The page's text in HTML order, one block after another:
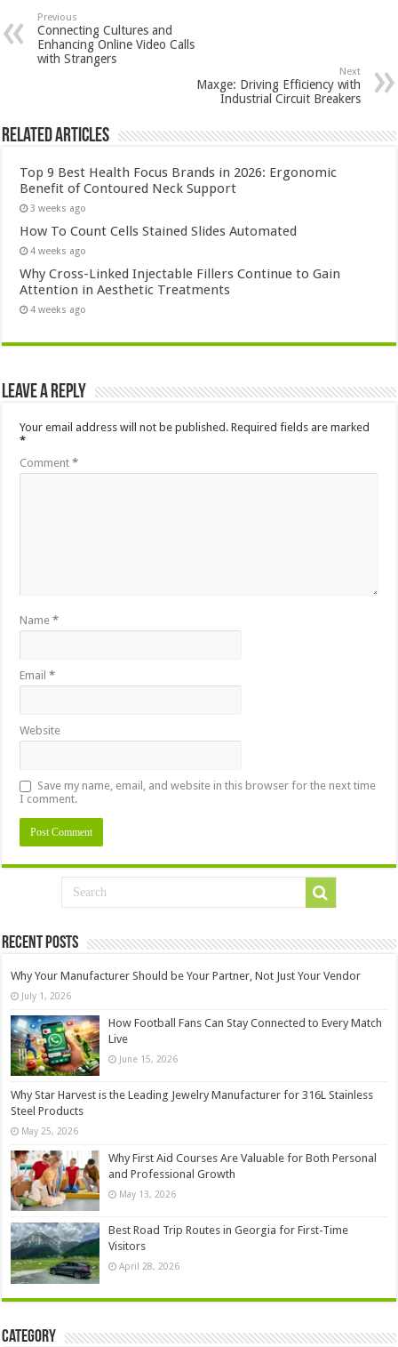
Previous
Connecting Cultures and
Enhancing Online Video Calls
with Strangers
Next
Maxge: Driving Efficiency with
Industrial Circuit Breakers
Related Articles
Top 9 Best Health Focus Brands in 2026: Ergonomic
Benefit of Contoured Neck Support
3 weeks ago
How To Count Cells Stained Slides Automated
4 weeks ago
Why Cross-Linked Injectable Fillers Continue to Gain
Attention in Aesthetic Treatments
4 weeks ago
Leave a Reply
Your email address will not be published. Required fields are marked
*
Comment*
Name*
Email*
Website
Save my name, email, and website in this browser for the next time
I comment.
Recent Posts
Why Your Manufacturer Should be Your Partner, Not Just Your Vendor
July 1, 2026
How Football Fans Can Stay Connected to Every Match
Live
June 15, 2026
Why Star Harvest is the Leading Jewelry Manufacturer for 316L Stainless
Steel Products
May 25, 2026
Why First Aid Courses Are Valuable for Both Personal
and Professional Growth
May 13, 2026
Best Road Trip Routes in Georgia for First-Time
Visitors
April 28, 2026
Category